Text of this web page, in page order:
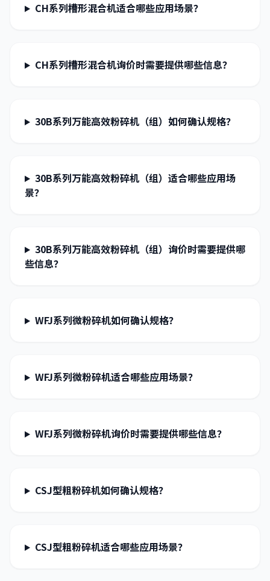
CH系列槽形混合机适合哪些应用场景？
CH系列槽形混合机询价时需要提供哪些信息？
30B系列万能高效粉碎机（组）如何确认规格？
30B系列万能高效粉碎机（组）适合哪些应用场
景？
30B系列万能高效粉碎机（组）询价时需要提供哪
些信息？
WFJ系列微粉碎机如何确认规格？
WFJ系列微粉碎机适合哪些应用场景？
WFJ系列微粉碎机询价时需要提供哪些信息？
CSJ型粗粉碎机如何确认规格？
CSJ型粗粉碎机适合哪些应用场景？